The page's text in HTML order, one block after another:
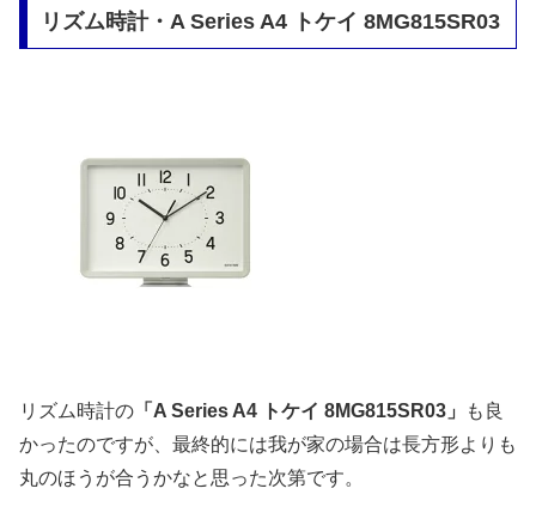
リズム時計・A Series A4 トケイ 8MG815SR03
リズム時計の 「A Series A4 トケイ 8MG815SR03」
も良
かったのですが、最終的には我が家の場合は長方形よりも
丸のほうが合うかなと思った次第です。